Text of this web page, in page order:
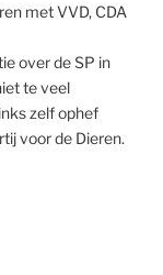
met VVD, CDA
over de SP in
te veel
zelf ophef
voor de Dieren.